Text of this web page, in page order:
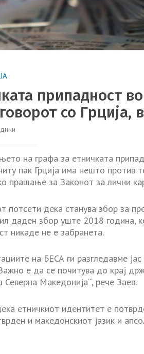
припадност
со Грција,
на графа за етничката
пак Грција има нешто против
прашање за Законот за лични
потсети дека станува збор за
даден збор уште 2018 година,
никаде не е забранета.
на БЕСА ги разгледавме
е да се почитува до крај
Северна Македонија‘“, рече Заев.
етничкиот идентитет е
и македонскиот јазик и